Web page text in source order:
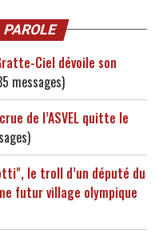
PAROLE
Ciel dévoile son
messages)
de l’ASVEL quitte le
le troll d’un député du
futur village olympique